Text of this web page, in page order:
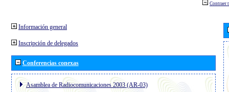
Contraer
Información general
Inscripción de delegados
Conferencias conexas
Asamblea de Radiocomunicaciones 2003 (AR-03)